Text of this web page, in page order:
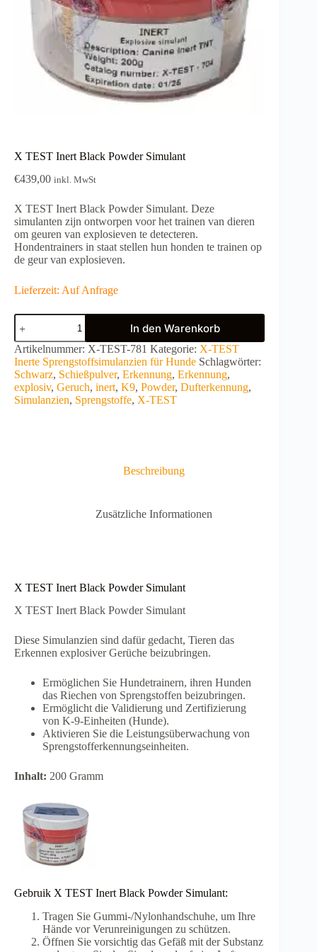
X TEST Inert Black Powder Simulant
€439,00 inkl. MwSt
X TEST Inert Black Powder Simulant. Deze
simulanten zijn ontworpen voor het trainen van dieren
om geuren van explosieven te detecteren.
Hondentrainers in staat stellen hun honden te trainen op
de geur van explosieven.
Lieferzeit: Auf Anfrage
X
TEST
Inert
Black
Powder
Simulant
Menge
In den Warenkorb
A
l
t
e
r
Artikelnummer: X-TEST-781 Kategorie: X-TEST
Inerte Sprengstoffsimulanzien für Hunde Schlagwörter:
Schwarz, Schießpulver, Erkennung, Erkennung,
explosiv, Geruch, inert, K9, Powder, Dufterkennung,
Simulanzien, Sprengstoffe, X-TEST
Beschreibung
Zusätzliche Informationen
X TEST Inert Black Powder Simulant
X TEST Inert Black Powder Simulant
Diese Simulanzien sind dafür gedacht, Tieren das
Erkennen explosiver Gerüche beizubringen.
Ermöglichen Sie Hundetrainern, ihren Hunden
das Riechen von Sprengstoffen beizubringen.
Ermöglicht die Validierung und Zertifizierung
von K-9-Einheiten (Hunde).
Aktivieren Sie die Leistungsüberwachung von
Sprengstofferkennungseinheiten.
Inhalt: 200 Gramm
Gebruik X TEST Inert Black Powder Simulant:
Tragen Sie Gummi-/Nylonhandschuhe, um Ihre
Hände vor Verunreinigungen zu schützen.
Öffnen Sie vorsichtig das Gefäß mit der Substanz